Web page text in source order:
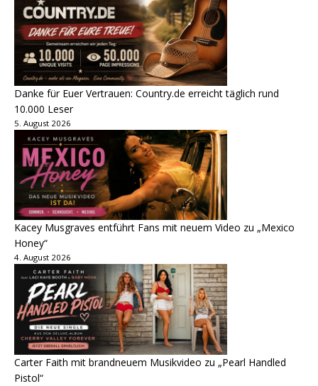
Danke für Euer Vertrauen: Country.de erreicht täglich rund
10.000 Leser
5. August 2026
Kacey Musgraves entführt Fans mit neuem Video zu „Mexico
Honey“
4. August 2026
Carter Faith mit brandneuem Musikvideo zu „Pearl Handled
Pistol“